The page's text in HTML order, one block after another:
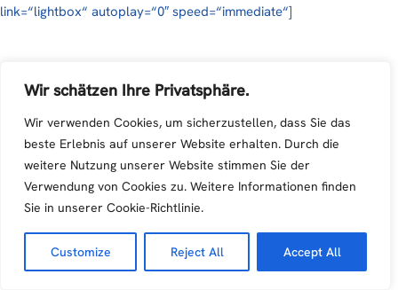
Wir schätzen Ihre Privatsphäre.
Wir verwenden Cookies, um sicherzustellen, dass Sie das
beste Erlebnis auf unserer Website erhalten. Durch die
weitere Nutzung unserer Website stimmen Sie der
Verwendung von Cookies zu. Weitere Informationen finden
Sie in unserer Cookie-Richtlinie.
Customize Reject All Accept All
link=“lightbox“ autoplay=“0″ speed=“immediate“]